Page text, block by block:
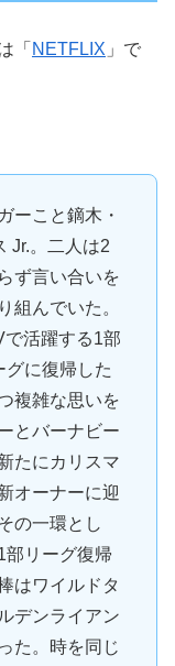
「 NETFLIX 」で
ーこと鏑木・
Jr.。二人は2
ず言い合いを
組んでいた。
活躍する1部
グに復帰した
複雑な思いを
とバーナビー
たにカリスマ
オーナーに迎
の一環とし
部リーグ復帰
はワイルドタ
デンライアン
た。時を同じ